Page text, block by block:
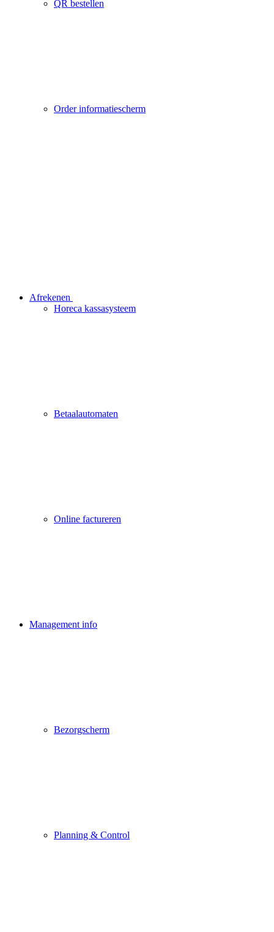
QR bestellen
Order informatiescherm
Afrekenen
Horeca kassasysteem
Betaalautomaten
Online factureren
Management info
Bezorgscherm
Planning & Control